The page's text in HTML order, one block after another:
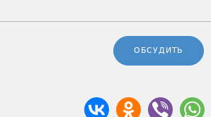
ОБСУДИТЬ